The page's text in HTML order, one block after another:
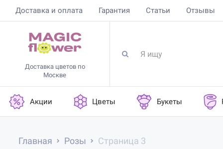
Доставка и оплата Гарантия Статьи Отзывы
Доставка цветов по
Москве
Акции Цветы Букеты
Главная Розы Страница 3